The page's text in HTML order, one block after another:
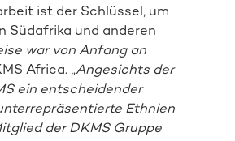
ist der Schlüssel, um
Südafrika und anderen
war von Anfang an
Africa. „Angesichts der
ein entscheidender
Ethnien
der DKMS Gruppe